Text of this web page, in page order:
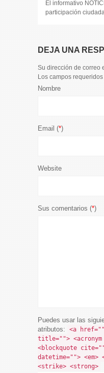
El informativo
participación
DEJA UNA
Su dirección de correo
Los campos
Nombre
Email (*)
Website
Sus comentarios (*)
Puedes usar las
atributos:
<a
title="">
<blockquote
datetime="">
<strike> <strong>